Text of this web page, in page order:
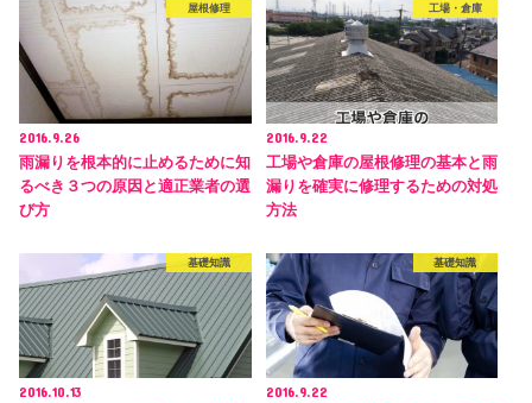
屋根修理
2016.9.26
雨漏りを根本的に止めるために知
るべき３つの原因と適正業者の選
び方
工場・倉庫
2016.9.22
工場や倉庫の屋根修理の基本と雨
漏りを確実に修理するための対処
方法
基礎知識
2016.10.13
基礎知識
2016.9.22